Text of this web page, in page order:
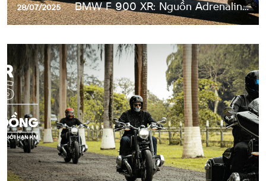
28/07/2025
BMW F 900 XR: Nguồn Adrenaline
Vô Tận Cho Mọi Cung Đường